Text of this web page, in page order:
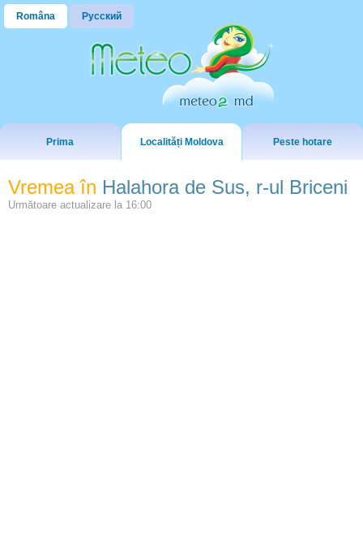
Româna Русский
Prima Localități Moldova Peste hotare
Vremea în Halahora de Sus, r-ul Briceni
Următoare actualizare la 16:00